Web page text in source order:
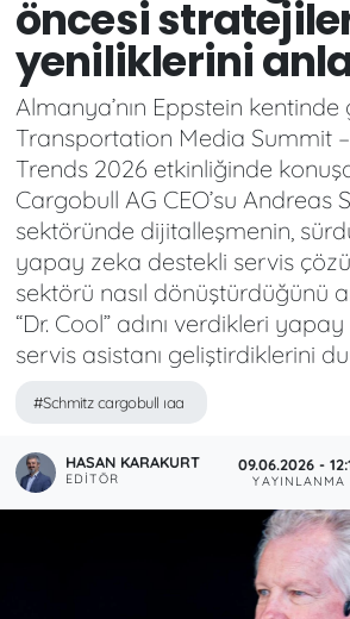
öncesi
yeniliklerini
Almanya’nın Eppstein
Transportation Media Summit
Trends 2026 etkinliğinde
Cargobull AG CEO’su Andreas
sektöründe dijitalleşmenin,
yapay zeka destekli servis
sektörü nasıl dönüştürdüğünü
“Dr. Cool” adını verdikleri
servis asistanı geliştirdiklerini
#Schmitz cargobull ıaa
HASAN KARAKURT
EDITÖR
09.06.2026 -
YAYINLANMA
AKTÜEL
YEŞİL LOJİSTİK
EĞİTİM
Tüm Manşetler
Son Dakika Haberleri
Haber Arşivi